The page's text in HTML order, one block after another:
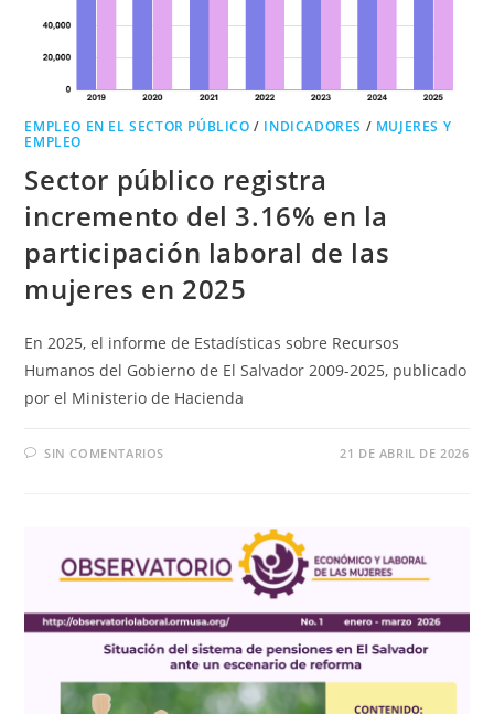
EMPLEO EN EL SECTOR PÚBLICO / INDICADORES / MUJERES Y
EMPLEO
Sector público registra
incremento del 3.16% en la
participación laboral de las
mujeres en 2025
En 2025, el informe de Estadísticas sobre Recursos
Humanos del Gobierno de El Salvador 2009-2025, publicado
por el Ministerio de Hacienda
SIN COMENTARIOS 21 DE ABRIL DE 2026